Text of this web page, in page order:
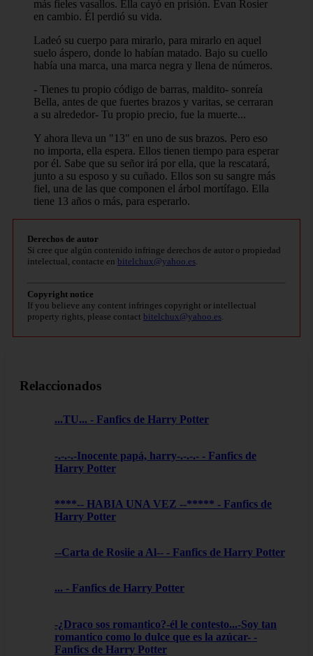
más fieles vasallos. Ella cayó en prisión. Evan Rosier
en cambio. Él perdió su vida.
Ladeó su cuerpo para mirarlo, para mirarlo en aquel
suelo áspero, donde lo habían matado. Bajo su cuello
había una marca, una marca negra y llena de números.
- Tienes tu propio código de barras, maldito- sonreía
Bella, antes de que fuertes brazos y varitas, se cerraran
a su alrededor- Tu propio precio, fue la muerte...
Y ahora lleva un "13" en uno de sus brazos. Pero eso
no importa, ella espera. Ellos tienen tiempo para esperar
por él. Sabe que su señor irá por ella, que la rescatará,
junto a su esposo y su cuñado. Ellos son su sangre más
fiel, una de las que componen el árbol mortífago. Ella
tiene 13 años o más, para esperarlo.
Derechos de autor
Si cree que algún contenido infringe derechos de autor o propiedad
intelectual, contacte en bitelchux@yahoo.es
Copyright notice
If you believe any content infringes copyright or intellectual
property rights, please contact bitelchux@yahoo.es
Relaccionados
...TU... - Fanfics de Harry Potter
-.-.-.-Inocente papá, harry-.-.-.- - Fanfics de
Harry Potter
****-- HABIA UNA VEZ --***** - Fanfics de
Harry Potter
--Carta de Rosiie a Al-- - Fanfics de Harry Potter
... - Fanfics de Harry Potter
-¿Draco sos romantico?-él le contesto...-Soy tan
romantico como lo dulce que es la azúcar- -
Fanfics de Harry Potter